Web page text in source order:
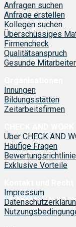
Anfragen suchen
Anfrage erstellen
Kollegen suchen
Überschüssiges
Firmencheck
Qualitätsanspruch
Gesunde Mitarbeiter
Innungen
Bildungsstätten
Zeitarbeitsfirmen
Über CHECK AND
Häufige Fragen
Exklusive Vorteile
Impressum